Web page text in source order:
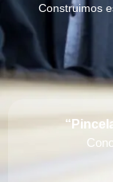
Construimos